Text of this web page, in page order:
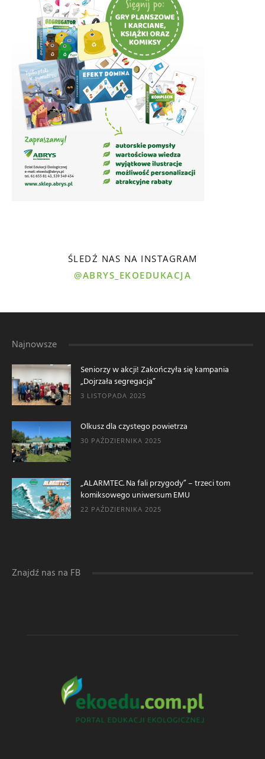
ŚLEDŹ NAS NA INSTAGRAM
@ABRYS_EKOEDUKACJA
Najnowsze
Seniorzy w akcji! Zakończyła się kampania
„Dojrzała segregacja”
3 LISTOPADA 2025
Olkusz dla czystego powietrza
30 PAŹDZIERNIKA 2025
„ALARMTEC. Na fali przygody” – trzeci tom
komiksowego uniwersum EMU
22 PAŹDZIERNIKA 2025
Znajdź nas na FB